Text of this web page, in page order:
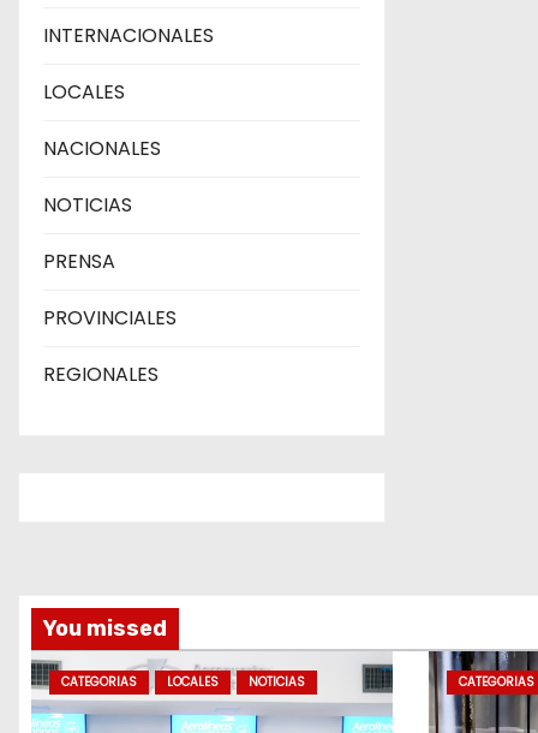
INTERNACIONALES
LOCALES
NACIONALES
NOTICIAS
PRENSA
PROVINCIALES
REGIONALES
You missed
CATEGORIAS LOCALES NOTICIAS CATEGORIAS